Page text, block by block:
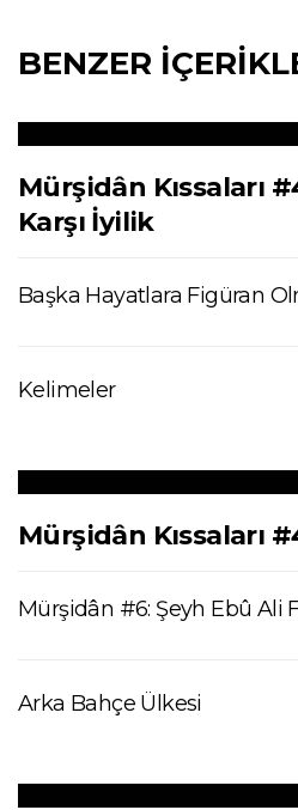
BENZER
Mürşidân Kıssaları
Karşı İyilik
Başka Hayatlara Figüran
Kelimeler
Mürşidân Kıssaları
Mürşidân #6: Şeyh Ebû Ali
Arka Bahçe Ülkesi